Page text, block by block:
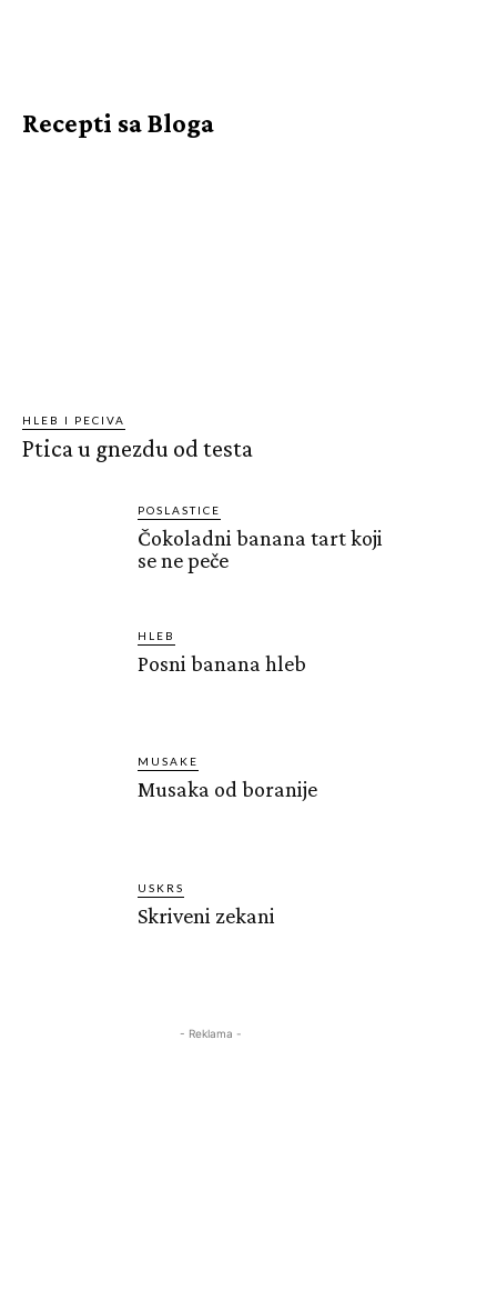
Recepti sa Bloga
HLEB I PECIVA
Ptica u gnezdu od testa
POSLASTICE
Čokoladni banana tart koji
se ne peče
HLEB
Posni banana hleb
MUSAKE
Musaka od boranije
USKRS
Skriveni zekani
- Reklama -